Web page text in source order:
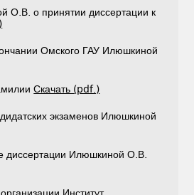
О.В. о принятии диссертации к
Омского ГАУ Илюшкиной
Скачать (pdf.)
экзаменов Илюшкиной
диссертации Илюшкиной О.В.